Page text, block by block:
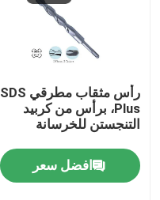
رأس مثقاب مطرقي SDS
Plus، برأس من كربيد
التنجستن للخرسانة
افضل سعر